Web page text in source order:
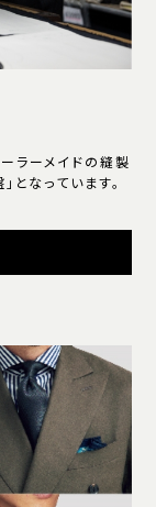
ラーメイドの縫製
となっています。